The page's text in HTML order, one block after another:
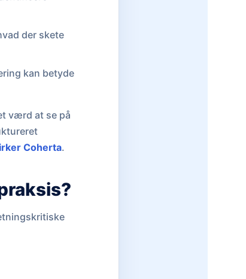
der skete
kan betyde
værd at se på
Coherta.